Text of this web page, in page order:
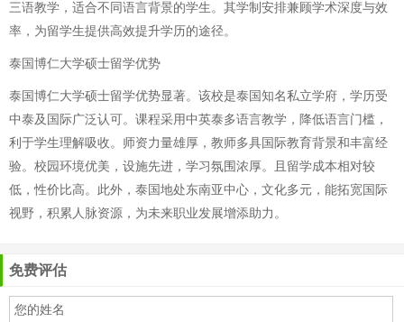
三语教学，适合不同语言背景的学生。其学制安排兼顾学术深度与效
率，为留学生提供高效提升学历的途径。
泰国博仁大学硕士留学优势
泰国博仁大学硕士留学优势显著。该校是泰国知名私立学府，学历受
中泰及国际广泛认可。课程采用中英泰多语言教学，降低语言门槛，
利于学生理解吸收。师资力量雄厚，教师多具国际教育背景和丰富经
验。校园环境优美，设施先进，学习氛围浓厚。且留学成本相对较
低，性价比高。此外，泰国地处东南亚中心，文化多元，能拓宽国际
视野，积累人脉资源，为未来职业发展增添助力。
免费评估